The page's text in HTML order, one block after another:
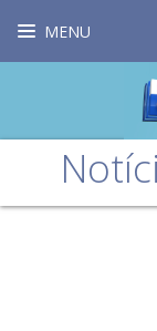
MENU